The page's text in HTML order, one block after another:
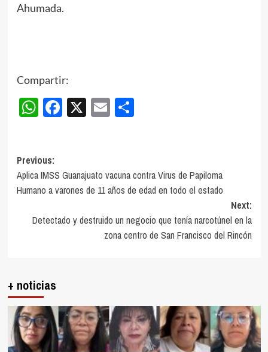
Ahumada.
Compartir:
WhatsApp
Facebook
X EmailCompartir
Post
navigation
Previous:
Aplica IMSS Guanajuato vacuna contra Virus de Papiloma
Humano a varones de 11 años de edad en todo el estado
Next:
Detectado y destruido un negocio que tenía narcotúnel en la
zona centro de San Francisco del Rincón
+ noticias